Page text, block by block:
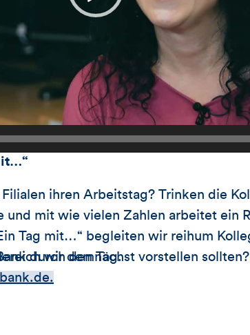
ihren Arbeitstag? Trinken die
mit wie vielen Zahlen arbeitet ein
Tag mit…“ begleiten wir reihum
durch den Tag.
wir demnächst vorstellen